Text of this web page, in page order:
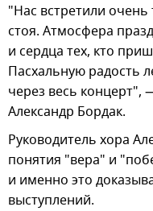
"Нас встретили
стоя. Атмосфера
и сердца тех, кто
Пасхальную радость
через весь концерт",
Александр Бордак.
Руководитель хора
понятия "вера" и
и именно это
выступлений.